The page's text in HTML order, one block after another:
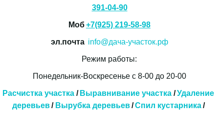
391-04-90
Моб +7(925) 219-58-98
эл.почта info@дача-участок.рф
Режим работы:
Понедельник-Воскресенье с 8-00 до 20-00
Расчистка участка / Выравнивание участка / Удаление
деревьев / Вырубка деревьев /Спил кустарника /